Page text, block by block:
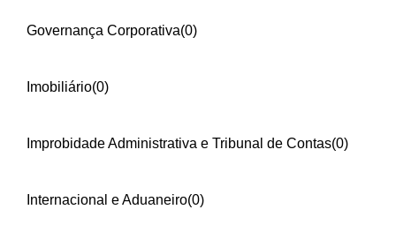
Governança Corporativa(0)
Imobiliário(0)
Improbidade Administrativa e Tribunal de Contas(0)
Internacional e Aduaneiro(0)